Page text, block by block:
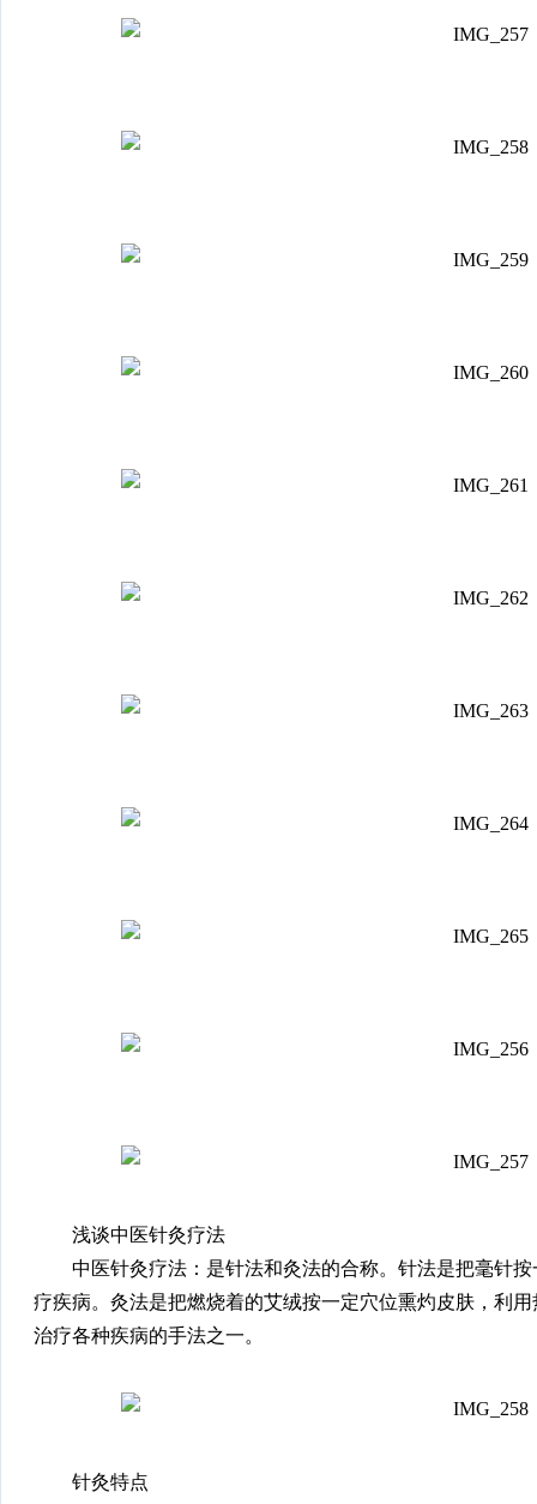
浅谈中医针灸疗法
中医针灸疗法：是针法和灸法的合称。针法是把毫针
疗疾病。灸法是把燃烧着的艾绒按一定穴位熏灼皮肤，利
治疗各种疾病的手法之一。
针灸特点